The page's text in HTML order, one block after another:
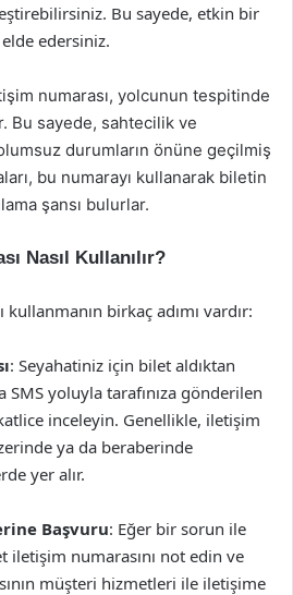
Bu sayede, etkin bir
edersiniz.
numarası, yolcunun tespitinde
Bu sayede, sahtecilik ve
olumsuz durumların önüne geçilmiş
bu numarayı kullanarak biletin
şansı bulurlar.
Nasıl Kullanılır?
birkaç adımı vardır:
: Seyahatiniz için bilet aldıktan
SMS yoluyla tarafınıza gönderilen
inceleyin. Genellikle, iletişim
ya da beraberinde
yer alır.
Başvuru: Eğer bir sorun ile
iletişim numarasını not edin ve
müşteri hizmetleri ile iletişime